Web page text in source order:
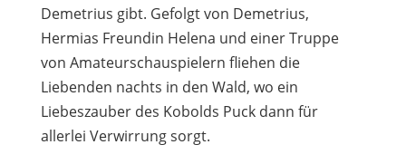
Demetrius gibt. Gefolgt von Demetrius,
Hermias Freundin Helena und einer Truppe
von Amateurschauspielern fliehen die
Liebenden nachts in den Wald, wo ein
Liebeszauber des Kobolds Puck dann für
allerlei Verwirrung sorgt.